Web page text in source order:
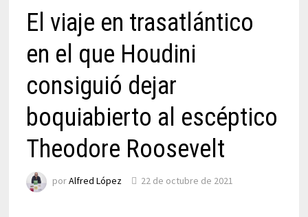
El viaje en trasatlántico
en el que Houdini
consiguió dejar
boquiabierto al escéptico
Theodore Roosevelt
porAlfred López 22 de octubre de 2021